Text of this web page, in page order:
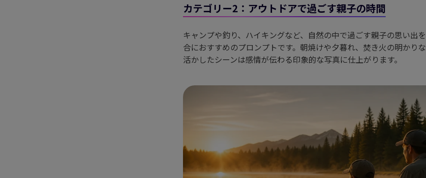
カテゴリー2：アウトドアで過ごす親子の時間
キャンプや釣り、ハイキングなど、自然の中で過ごす親子の思い出
合におすすめのプロンプトです。朝焼けや夕暮れ、焚き火の明かり
活かしたシーンは感情が伝わる印象的な写真に仕上がります。